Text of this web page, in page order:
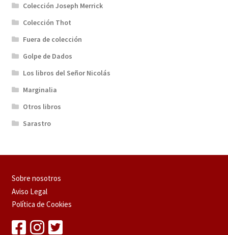
Colección Joseph Merrick
Colección Thot
Fuera de colección
Golpe de Dados
Los libros del Señor Nicolás
Marginalia
Otros libros
Sarastro
Sobre nosotros
Aviso Legal
Política de Cookies